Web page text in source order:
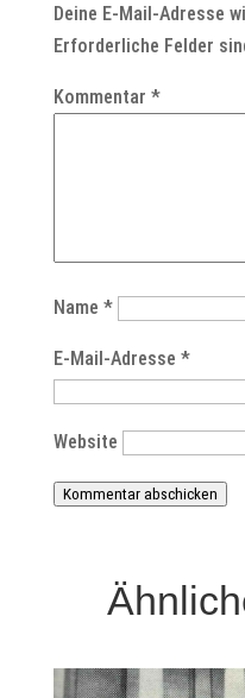
Deine E-Mail-Adresse
Erforderliche Felder
Kommentar *
Name *
E-Mail-Adresse *
Website
Kommentar abschicken